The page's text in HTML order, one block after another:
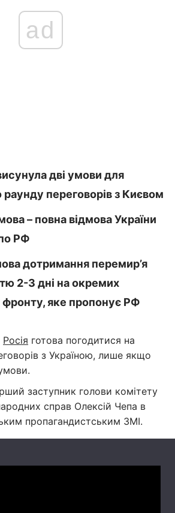
ad
дві умови для
раунду переговорів з Києвом
– повна відмова України
РФ
дотримання перемир’я
2-3 дні на окремих
фронту, яке пропонує РФ
Росія готова погодитися на
з Україною, лише якщо
заступник голови комітету
справ Олексій Чепа в
пропагандистським ЗМІ.